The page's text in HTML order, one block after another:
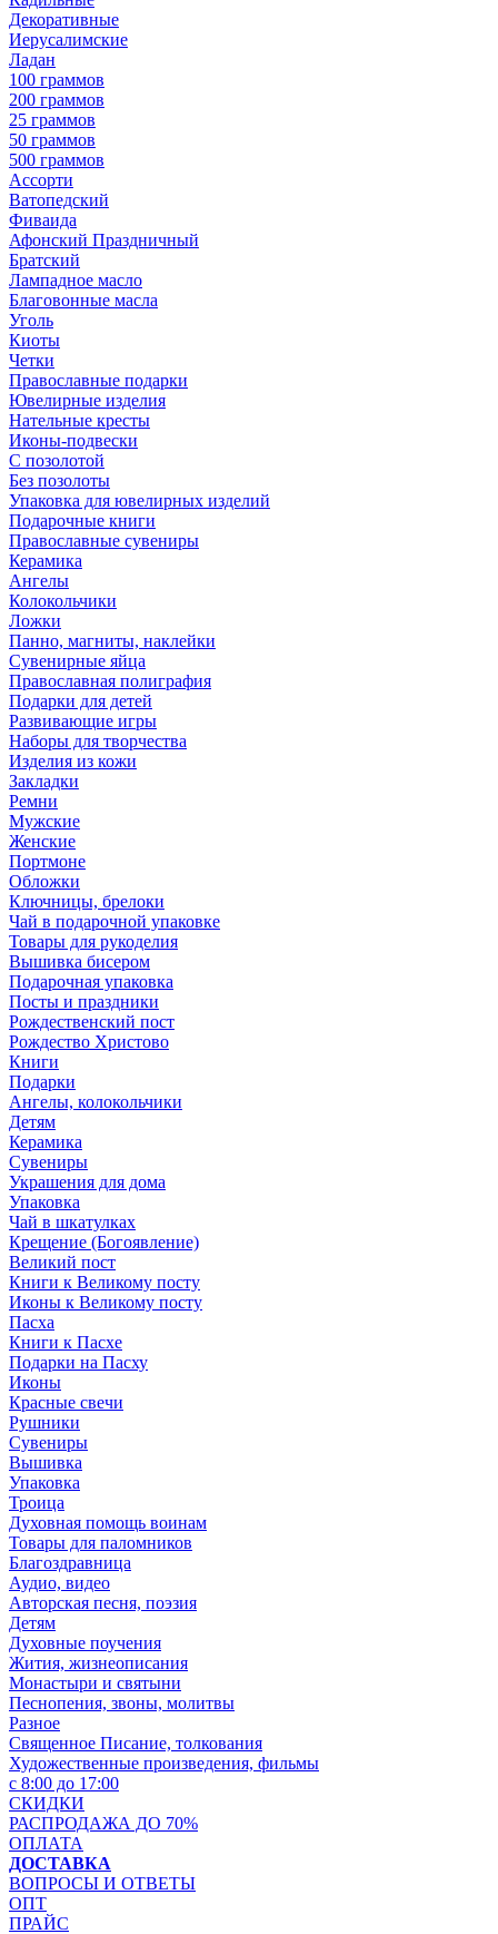
Декоративные
Иерусалимские
Ладан
100 граммов
200 граммов
25 граммов
50 граммов
500 граммов
Ассорти
Ватопедский
Фиваида
Афонский Праздничный
Братский
Лампадное масло
Благовонные масла
Уголь
Киоты
Четки
Православные подарки
Ювелирные изделия
Нательные кресты
Иконы-подвески
С позолотой
Без позолоты
Упаковка для ювелирных изделий
Подарочные книги
Православные сувениры
Керамика
Ангелы
Колокольчики
Ложки
Панно, магниты, наклейки
Сувенирные яйца
Православная полиграфия
Подарки для детей
Развивающие игры
Наборы для творчества
Изделия из кожи
Закладки
Ремни
Мужские
Женские
Портмоне
Обложки
Ключницы, брелоки
Чай в подарочной упаковке
Товары для рукоделия
Вышивка бисером
Подарочная упаковка
Посты и праздники
Рождественский пост
Рождество Христово
Книги
Подарки
Ангелы, колокольчики
Детям
Керамика
Сувениры
Украшения для дома
Упаковка
Чай в шкатулках
Крещение (Богоявление)
Великий пост
Книги к Великому посту
Иконы к Великому посту
Пасха
Книги к Пасхе
Подарки на Пасху
Иконы
Красные свечи
Рушники
Сувениры
Вышивка
Упаковка
Троица
Духовная помощь воинам
Товары для паломников
Благоздравница
Аудио, видео
Авторская песня, поэзия
Детям
Духовные поучения
Жития, жизнеописания
Монастыри и святыни
Песнопения, звоны, молитвы
Разное
Священное Писание, толкования
Художественные произведения, фильмы
с 8:00 до 17:00
СКИДКИ
РАСПРОДАЖА ДО 70%
ОПЛАТА
ДОСТАВКА
ВОПРОСЫ И ОТВЕТЫ
ОПТ
ПРАЙС